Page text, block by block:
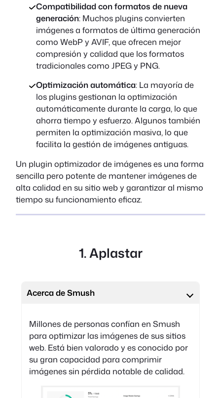
Compatibilidad con formatos de nueva
generación: Muchos plugins convierten
imágenes a formatos de última generación
como WebP y AVIF, que ofrecen mejor
compresión y calidad que los formatos
tradicionales como JPEG y PNG.
Optimización automática: La mayoría de
los plugins gestionan la optimización
automáticamente durante la carga, lo que
ahorra tiempo y esfuerzo. Algunos también
permiten la optimización masiva, lo que
facilita la gestión de imágenes antiguas.
Un plugin optimizador de imágenes es una forma
sencilla pero potente de mantener imágenes de
alta calidad en su sitio web y garantizar al mismo
tiempo su funcionamiento eficaz.
1. Aplastar
Acerca de Smush
Millones de personas confían en Smush
para optimizar las imágenes de sus sitios
web. Está bien valorado y es conocido por
su gran capacidad para comprimir
imágenes sin pérdida notable de calidad.